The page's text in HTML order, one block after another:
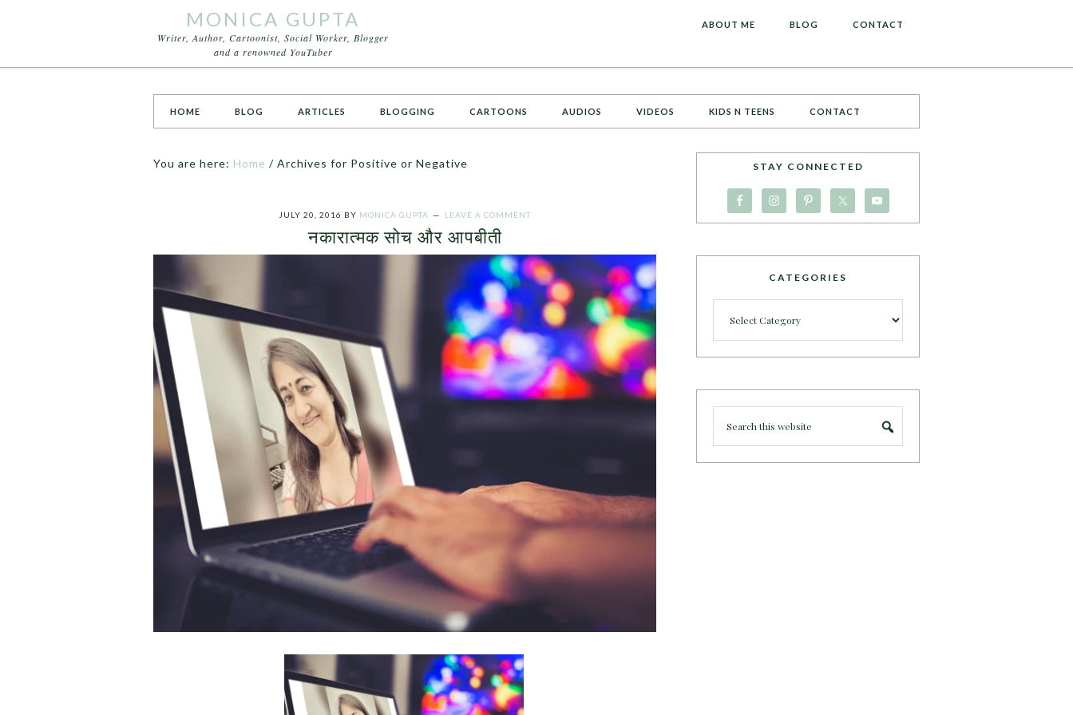
MONICA GUPTA
Writer, Author, Cartoonist, Social Worker, Blogger
and a renowned YouTuber
ABOUT ME BLOG CONTACT
HOME BLOG ARTICLES BLOGGING CARTOONS AUDIOS VIDEOS KIDS N TEENS CONTACT
You are here: Home / Archives for Positive or Negative
JULY 20, 2016 BY MONICA GUPTA LEAVE A COMMENT
नकारात्मक सोच और आपबीती
STAY CONNECTED
CATEGORIES